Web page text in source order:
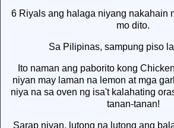
6 Riyals ang halaga niyang nakahain
mo dito.
Sa Pilipinas, sampung piso
Ito naman ang paborito kong
niyan may laman na lemon at mga
niya na sa oven ng isa't kalahating
tanan-tanan!
Sarap niyan, lutong na lutong ang